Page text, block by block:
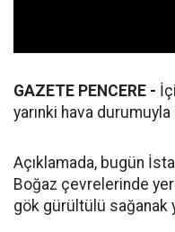
GAZETE PENCERE -
yarınki hava durumuyla
Açıklamada, bugün
Boğaz çevrelerinde
gök gürültülü sağanak